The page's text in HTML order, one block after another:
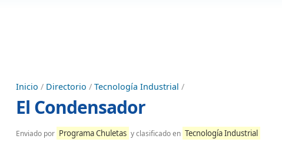
Inicio / Directorio / Tecnología Industrial /
El Condensador
Enviado por Programa Chuletas y clasificado en Tecnología Industrial